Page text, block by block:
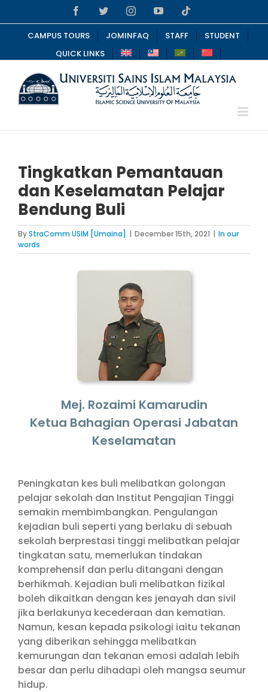
to
content
FacebookTwitterInstagramYouTube
CAMPUS TOURS JOMINFAQ STAFF
STUDENT
QUICK LINKS
Tingkatkan Pemantauan
dan Keselamatan Pelajar
Bendung Buli
ByStraComm USIM [Umaina] | December 15th, 2021 | In our
words
Mej. Rozaimi Kamarudin
Ketua Bahagian Operasi Jabatan
Keselamatan
Peningkatan kes buli melibatkan golongan
pelajar sekolah dan Institut Pengajian Tinggi
semakin membimbangkan. Pengulangan
kejadian buli seperti yang berlaku di sebuah
sekolah berprestasi tinggi melibatkan pelajar
tingkatan satu, memerlukan tindakan
komprehensif dan perlu ditangani dengan
berhikmah. Kejadian buli melibatkan fizikal
boleh dikaitkan dengan kes jenayah dan sivil
jika berlakunya kecederaan dan kematian.
Namun, kesan kepada psikologi iaitu tekanan
yang diberikan sehingga melibatkan
kemurungan dan tekanan emosi adalah lebih
besar dan perlu dihadapi oleh mangsa seumur
hidup.